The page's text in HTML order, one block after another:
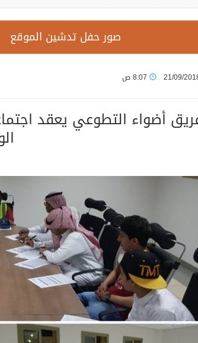
صور حفل تدشين الموقع
21/09/
أضواء التطوعي يعقد